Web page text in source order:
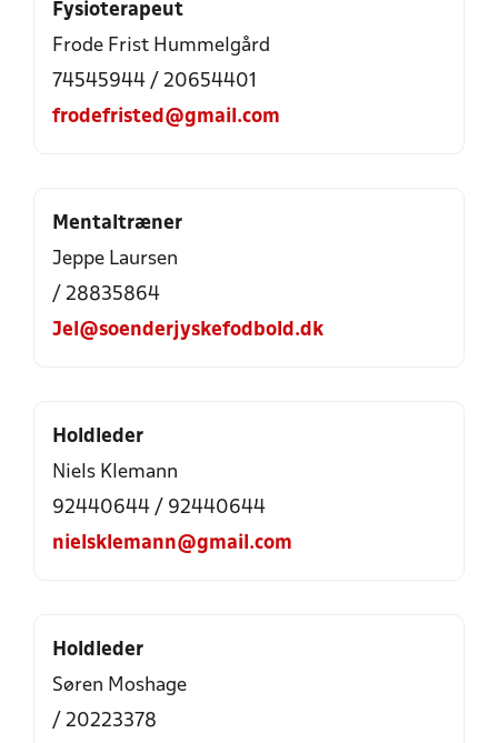
Fysioterapeut
Frode Frist Hummelgård
74545944 / 20654401
frodefristed@gmail.com
Mentaltræner
Jeppe Laursen
/ 28835864
Jel@soenderjyskefodbold.dk
Holdleder
Niels Klemann
92440644 / 92440644
nielsklemann@gmail.com
Holdleder
Søren Moshage
/ 20223378